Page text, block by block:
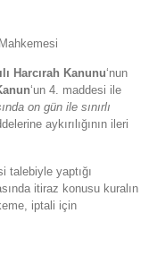
Harcırah Kanunu‘nun
‘un 4. maddesi ile
on gün ile sınırlı
aykırılığının ileri
talebiyle yaptığı
itiraz konusu kuralın
iptali için